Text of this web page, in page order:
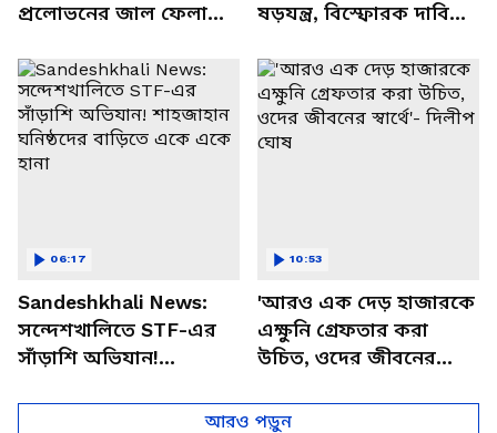
প্রলোভনের জাল ফেলা
কুকীর্তি ফাঁস ঋজুর
ষড়যন্ত্র, বিস্ফোরক দাবি
Sandeshkhali News:
সন্দেশখালিতে STF-এর
সাঁড়াশি অভিযান!
বাড়িতে একে একে হানা
06:17
'আরও এক দেড় হাজারকে
এক্ষুনি গ্রেফতার করা
উচিত, ওদের জীবনের
10:53
আরও পড়ুন